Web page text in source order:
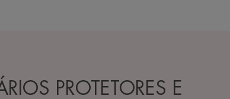
PROTETORES E